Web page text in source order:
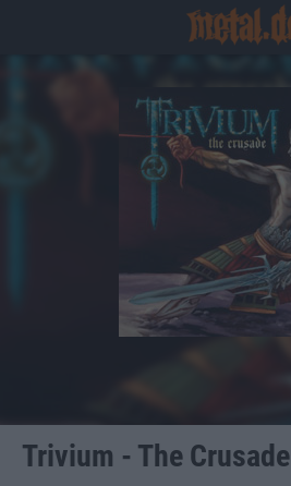
Trivium - The Crusade